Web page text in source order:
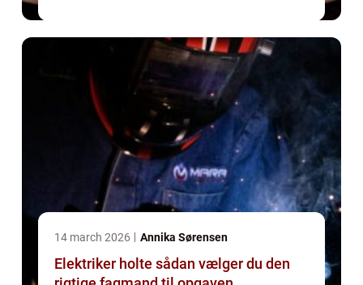
14 march 2026 Annika Sørensen
Elektriker holte sådan vælger du den